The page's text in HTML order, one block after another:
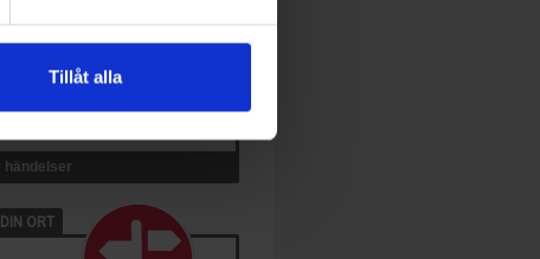
Tillåt alla
händelser
ORT